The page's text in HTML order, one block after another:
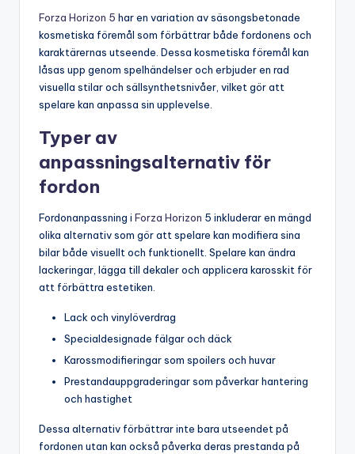
Forza Horizon 5 har en variation av säsongsbetonade
kosmetiska föremål som förbättrar både fordonens och
karaktärernas utseende. Dessa kosmetiska föremål kan
låsas upp genom spelhändelser och erbjuder en rad
visuella stilar och sällsynthetsnivåer, vilket gör att
spelare kan anpassa sin upplevelse.
Typer av
anpassningsalternativ för
fordon
Fordonanpassning i Forza Horizon 5 inkluderar en mängd
olika alternativ som gör att spelare kan modifiera sina
bilar både visuellt och funktionellt. Spelare kan ändra
lackeringar, lägga till dekaler och applicera karosskit för
att förbättra estetiken.
Lack och vinylöverdrag
Specialdesignade fälgar och däck
Karossmodifieringar som spoilers och huvar
Prestandauppgraderingar som påverkar hantering
och hastighet
Dessa alternativ förbättrar inte bara utseendet på
fordonen utan kan också påverka deras prestanda på